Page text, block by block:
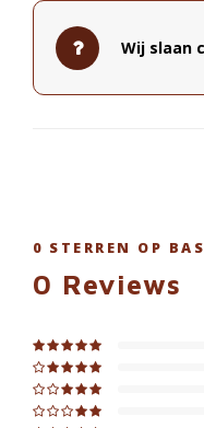
0 STERREN OP
0 Reviews
Wij slaan